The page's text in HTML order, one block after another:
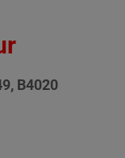
B4020